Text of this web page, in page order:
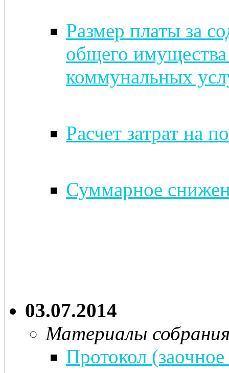
Размер платы за
общего
коммунальных
Расчет затрат на
Суммарное
03.07.2014
Материалы
Протокол